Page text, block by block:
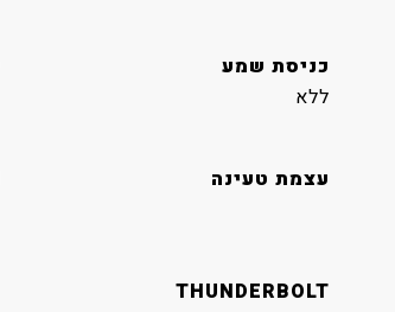
כניסת שמע
ללא
עצמת טעינה
THUNDERBOLT